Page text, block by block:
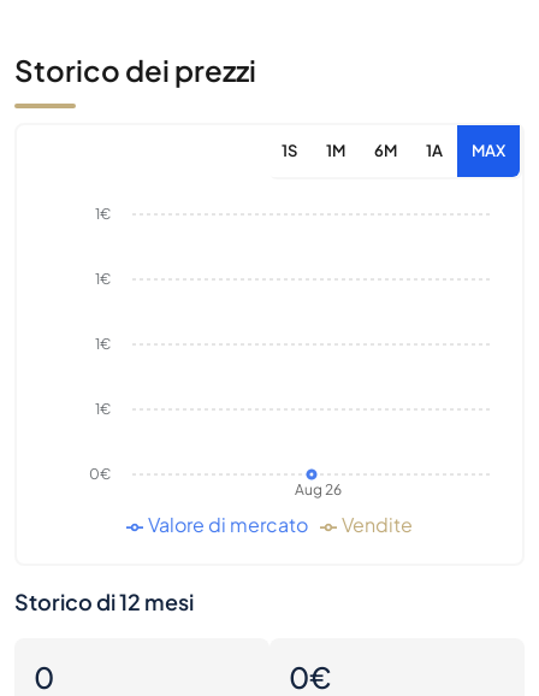
Storico dei prezzi
1S 1M 6M 1A MAX
Aug 26
0€
1€
1€
1€
1€
Valore di mercato Vendite
Storico di 12 mesi
0 0€